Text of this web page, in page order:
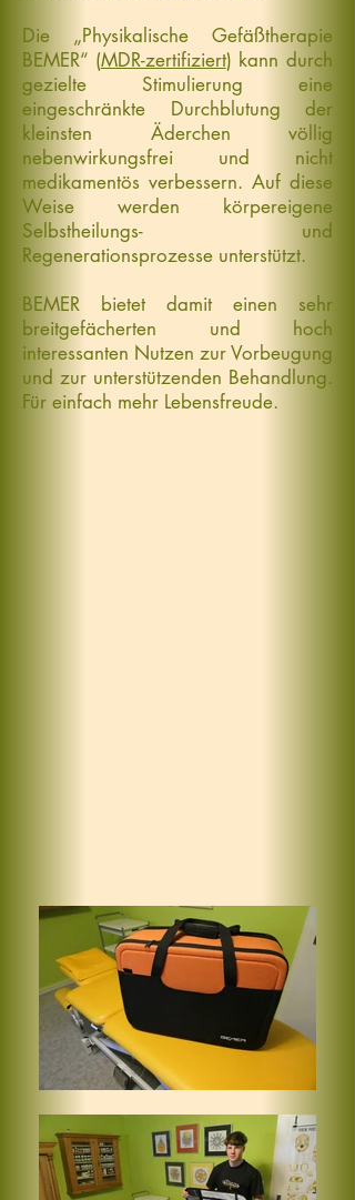
Die „Physikalische Gefäßtherapie
BEMER“ (MDR-zertifiziert) kann durch
gezielte Stimulierung eine
eingeschränkte Durchblutung der
kleinsten Äderchen völlig
nebenwirkungsfrei und nicht
medikamentös verbessern. Auf diese
Weise werden körpereigene
Selbstheilungs- und
Regenerationsprozesse unterstützt.
BEMER bietet damit einen sehr
breitgefächerten und hoch
interessanten Nutzen zur Vorbeugung
und zur unterstützenden Behandlung.
Für einfach mehr Lebensfreude.